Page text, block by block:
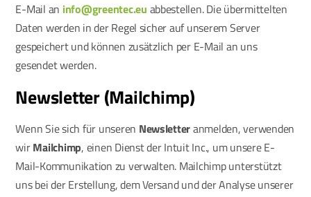
E-Mail an info@greentec.eu abbestellen. Die übermittelten
Daten werden in der Regel sicher auf unserem Server
gespeichert und können zusätzlich per E-Mail an uns
gesendet werden.
Newsletter (Mailchimp)
Wenn Sie sich für unseren Newsletteranmelden, verwenden
wirMailchimp, einen Dienst der Intuit Inc., um unsere E-
Mail-Kommunikation zu verwalten. Mailchimp unterstützt
uns bei der Erstellung, dem Versand und der Analyse unserer